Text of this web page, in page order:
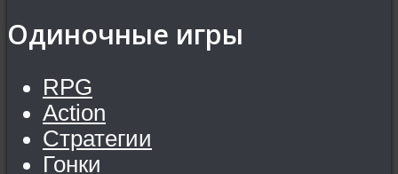
Одиночные игры
RPG
Action
Стратегии
Гонки